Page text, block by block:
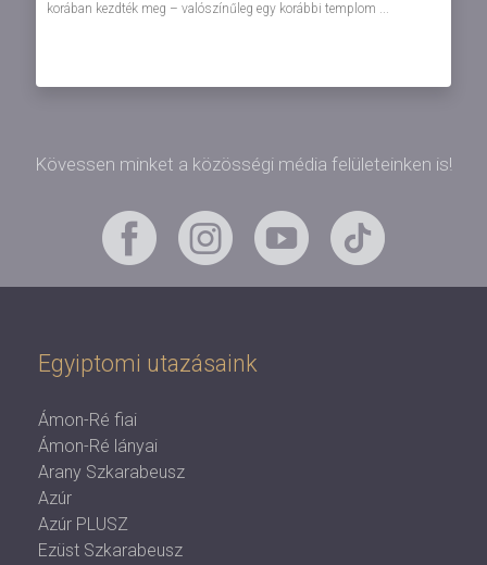
korában kezdték meg – valószínűleg egy korábbi templom ...
Kövessen minket a közösségi média felületeinken is!
Egyiptomi utazásaink
Ámon-Ré fiai
Ámon-Ré lányai
Arany Szkarabeusz
Azúr
Azúr PLUSZ
Ezüst Szkarabeusz